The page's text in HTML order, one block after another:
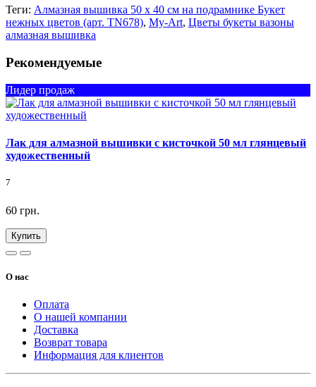
Теги: Алмазная вышивка 50 х 40 см на подрамнике Букет
нежных цветов (арт. TN678), My-Art, Цветы букеты вазоны
алмазная вышивка
Рекомендуемые
Лидер продаж
Лак для алмазной вышивки с кисточкой 50 мл глянцевый
художественный
7
60 грн.
Купить
О нас
Оплата
О нашей компании
Доставка
Возврат товара
Информация для клиентов